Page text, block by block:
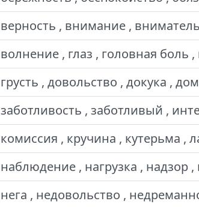
верность , внимание ,
волнение , глаз , головная боль ,
грусть , довольство , докука ,
заботливость , заботливый ,
комиссия , кручина , кутерьма ,
наблюдение , нагрузка , надзор
нега , недовольство ,